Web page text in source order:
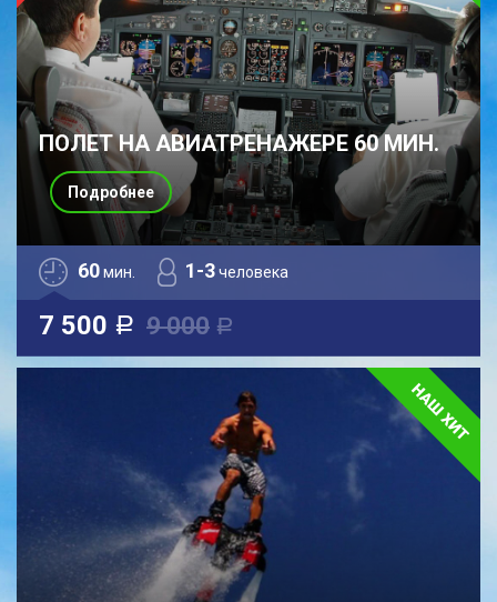
ПОЛЕТ НА АВИАТРЕНАЖЕРЕ 60 МИН.
60мин. 1-3человека
7 500 a 9 000 a
Подробнее